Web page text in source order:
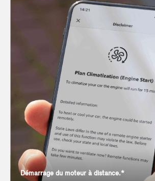
Démarrage du moteur à distance.*